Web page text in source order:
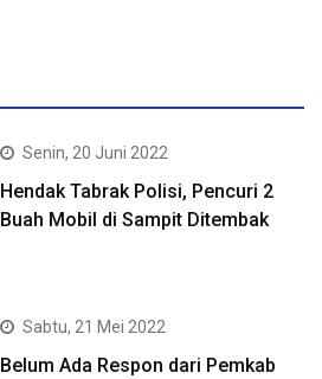
Senin, 20 Juni 2022
Hendak Tabrak Polisi, Pencuri 2
Buah Mobil di Sampit Ditembak
Sabtu, 21 Mei 2022
Belum Ada Respon dari Pemkab